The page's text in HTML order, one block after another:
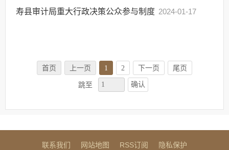
寿县审计局重大行政决策公众参与制度 2024-01-17
首页 上一页 1 2 下一页 尾页
跳至 确认
联系我们 网站地图 RSS订阅 隐私保护